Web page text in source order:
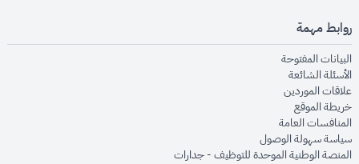
روابط مهمة
البيانات المفتوحةopens in new window
الأسئلة الشائعةopens in new window
علاقات الموردينopens in new window
خريطة الموقعopens in new window
المنافسات العامةopens in new window
سياسة سهولة الوصولopens in new window
المنصة الوطنية الموحدة للتوظيف - جداراتopens in new window